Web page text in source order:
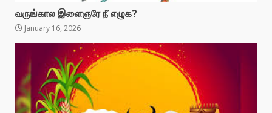
வருங்கால இளைஞரே நீ எழுக?
January 16, 2026